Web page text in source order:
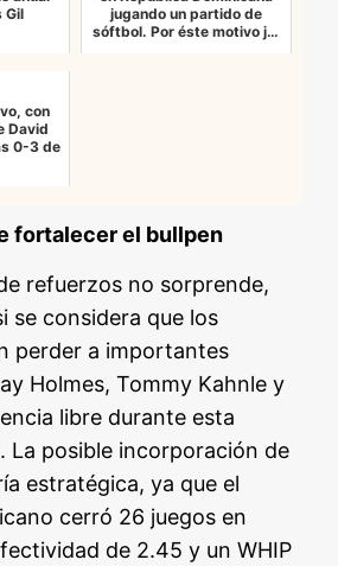
Gil
jugando un partido de
sóftbol. Por éste motivo j…
con
David
0-3 de
fortalecer el bullpen
refuerzos no sorprende,
se considera que los
perder a importantes
Holmes, Tommy Kahnle y
libre durante esta
La posible incorporación de
estratégica, ya que el
cerró 26 juegos en
de 2.45 y un WHIP